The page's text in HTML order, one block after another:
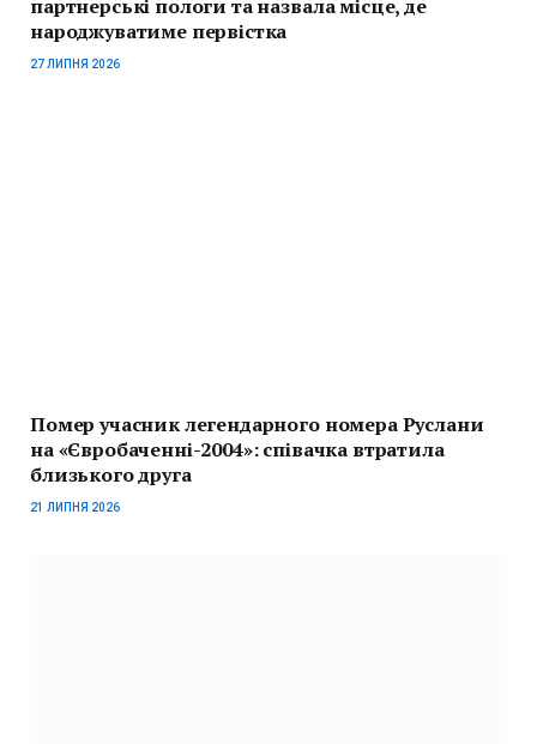
партнерські пологи та назвала місце, де
народжуватиме первістка
27 ЛИПНЯ 2026
Помер учасник легендарного номера Руслани
на «Євробаченні-2004»: співачка втратила
близького друга
21 ЛИПНЯ 2026